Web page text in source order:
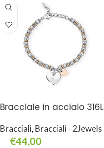
Bracciale in acciaio 316L
Bracciali, Bracciali - 2Jewels
€44,00